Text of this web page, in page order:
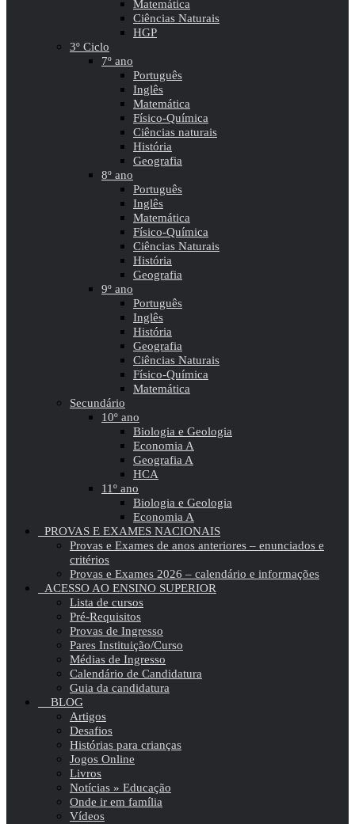
Matemática
Ciências Naturais
HGP
3º Ciclo
7º ano
Português
Inglês
Matemática
Físico-Química
Ciências naturais
História
Geografia
8º ano
Português
Inglês
Matemática
Físico-Química
Ciências Naturais
História
Geografia
9º ano
Português
Inglês
História
Geografia
Ciências Naturais
Físico-Química
Matemática
Secundário
10º ano
Biologia e Geologia
Economia A
Geografia A
HCA
11º ano
Biologia e Geologia
Economia A
PROVAS E EXAMES NACIONAIS
Provas e Exames de anos anteriores – enunciados e
critérios
Provas e Exames 2026 – calendário e informações
ACESSO AO ENSINO SUPERIOR
Lista de cursos
Pré-Requisitos
Provas de Ingresso
Pares Instituição/Curso
Médias de Ingresso
Calendário de Candidatura
Guia da candidatura
BLOG
Artigos
Desafios
Histórias para crianças
Jogos Online
Livros
Notícias » Educação
Onde ir em família
Vídeos